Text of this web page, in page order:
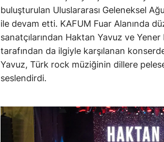
buluşturulan Uluslararası Geleneksel
ile devam etti. KAFUM Fuar Alanında
sanatçılarından Haktan Yavuz ve
tarafından da ilgiyle karşılanan
Yavuz, Türk rock müziğinin dillere
seslendirdi.